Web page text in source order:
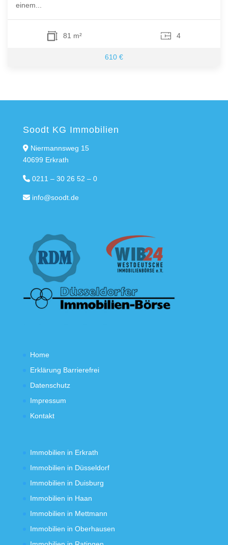
einem...
81 m² 4
610 €
Soodt KG Immobilien
Niermannsweg 15
40699 Erkrath
0211 – 30 26 52 – 0
info@soodt.de
Home
Erklärung Barrierefrei
Datenschutz
Impressum
Kontakt
Immobilien in Erkrath
Immobilien in Düsseldorf
Immobilien in Duisburg
Immobilien in Haan
Immobilien in Mettmann
Immobilien in Oberhausen